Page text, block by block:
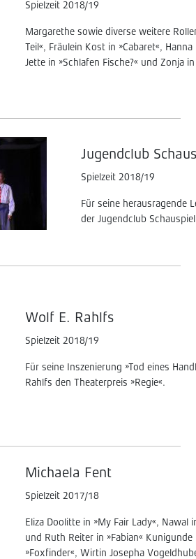
Spielzeit 2018/19
Margarethe sowie diverse weitere
Teil«, Fräulein Kost in »Cabaret«,
Jette in »Schlafen Fische?« und Zonja
Jugendclub
Spielzeit 2018/19
Für seine herausragende
der Jugendclub
Wolf E. Rahlfs
Spielzeit 2018/19
Für seine Inszenierung »Tod eines
Rahlfs den Theaterpreis »Regie«.
Michaela Fent
Spielzeit 2017/18
Eliza Doolitte in »My Fair Lady«, Nawal
und Ruth Reiter in »Fabian«
»Foxfinder«, Wirtin Josepha